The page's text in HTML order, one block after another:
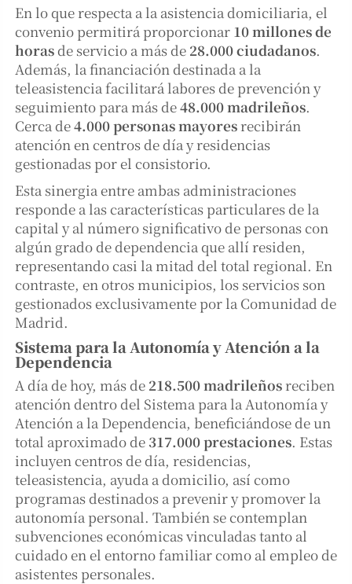
En lo que respecta a la asistencia domiciliaria, el
convenio permitirá proporcionar 10 millones de
horasde servicio a más de 28.000 ciudadanos.
Además, la financiación destinada a la
teleasistencia facilitará labores de prevención y
seguimiento para más de48.000 madrileños.
Cerca de4.000 personas mayores recibirán
atención en centros de día y residencias
gestionadas por el consistorio.
Esta sinergia entre ambas administraciones
responde a las características particulares de la
capital y al número significativo de personas con
algún grado de dependencia que allí residen,
representando casi la mitad del total regional. En
contraste, en otros municipios, los servicios son
gestionados exclusivamente por la Comunidad de
Madrid.
Sistema para la Autonomía y Atención a la
Dependencia
A día de hoy, más de 218.500 madrileños reciben
atención dentro del Sistema para la Autonomía y
Atención a la Dependencia, beneficiándose de un
total aproximado de 317.000 prestaciones. Estas
incluyen centros de día, residencias,
teleasistencia, ayuda a domicilio, así como
programas destinados a prevenir y promover la
autonomía personal. También se contemplan
subvenciones económicas vinculadas tanto al
cuidado en el entorno familiar como al empleo de
asistentes personales.